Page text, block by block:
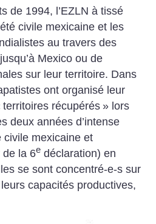
de 1994, l’EZLN à tissé
civile mexicaine et les
au travers des
Mexico ou de
sur leur territoire. Dans
ont organisé leur
territoires récupérés » lors
deux années d’intense
civile mexicaine et
de la 6e déclaration) en
se sont concentré-e-s sur
capacités productives,